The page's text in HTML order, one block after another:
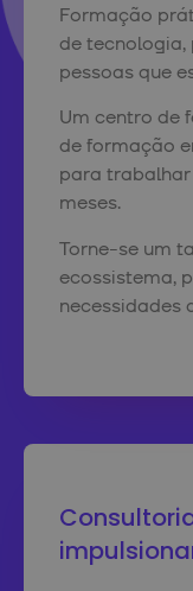
Formação
de
pessoas que
Um centro de
de formação
para
meses.
Torne-se um
ecossistema,
necessidades